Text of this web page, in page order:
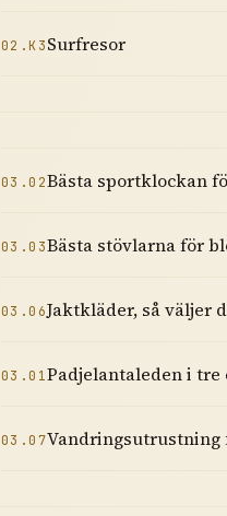
02.K3Surfresor
03.02Bästa sportklockan
03.03Bästa stövlarna för
03.06Jaktkläder, så väljer
03.01Padjelantaleden i tre
03.07Vandringsutrustning